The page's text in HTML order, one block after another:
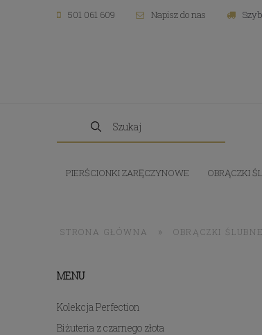
501 061 609 Napisz do nas
PIERŚCIONKI ZARĘCZYNOWE OBRĄCZKI
STRONA GŁÓWNA » OBRĄCZKI ŚLUBNE
MENU
Kolekcja Perfection
Biżuteria z czarnego złota